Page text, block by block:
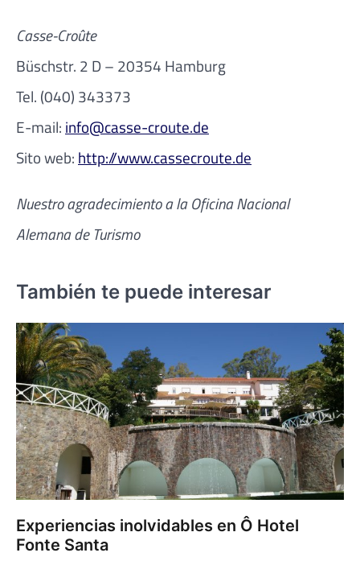
Casse-Croûte
Büschstr. 2 D – 20354 Hamburg
Tel. (040) 343373
E-mail: info@casse-croute.de
Sito web: http://www.cassecroute.de
Nuestro agradecimiento a la Oficina Nacional
Alemana de Turismo
También te puede interesar
Experiencias inolvidables en Ô Hotel
Fonte Santa